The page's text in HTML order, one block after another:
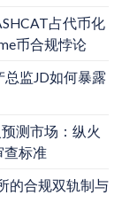
占代币化
币合规悖论
监JD如何暴露
测市场：纵火
查标准
的合规双轨制与